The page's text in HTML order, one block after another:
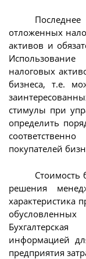
отложенных
активов и
налоговых
бизнеса, т.е.
стимулы при
определить
покупателей
Стоимость
решения
характеристика
информацией
предприятия